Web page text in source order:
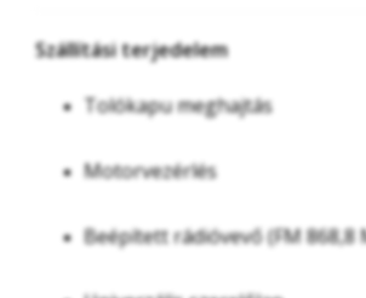
Szállítási terjedelem
Tolókapu meghajtás
Motorvezérlés
Beépített rádióvevő (FM 868,8